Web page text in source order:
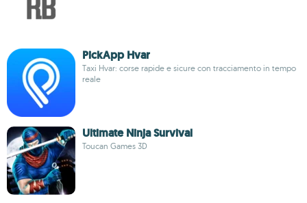
PickApp Hvar
Taxi Hvar: corse rapide e sicure con tracciamento in tempo
reale
Ultimate Ninja Survival
Toucan Games 3D